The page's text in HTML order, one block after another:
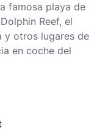
famosa playa de
Reef, el
y otros lugares de
en coche del